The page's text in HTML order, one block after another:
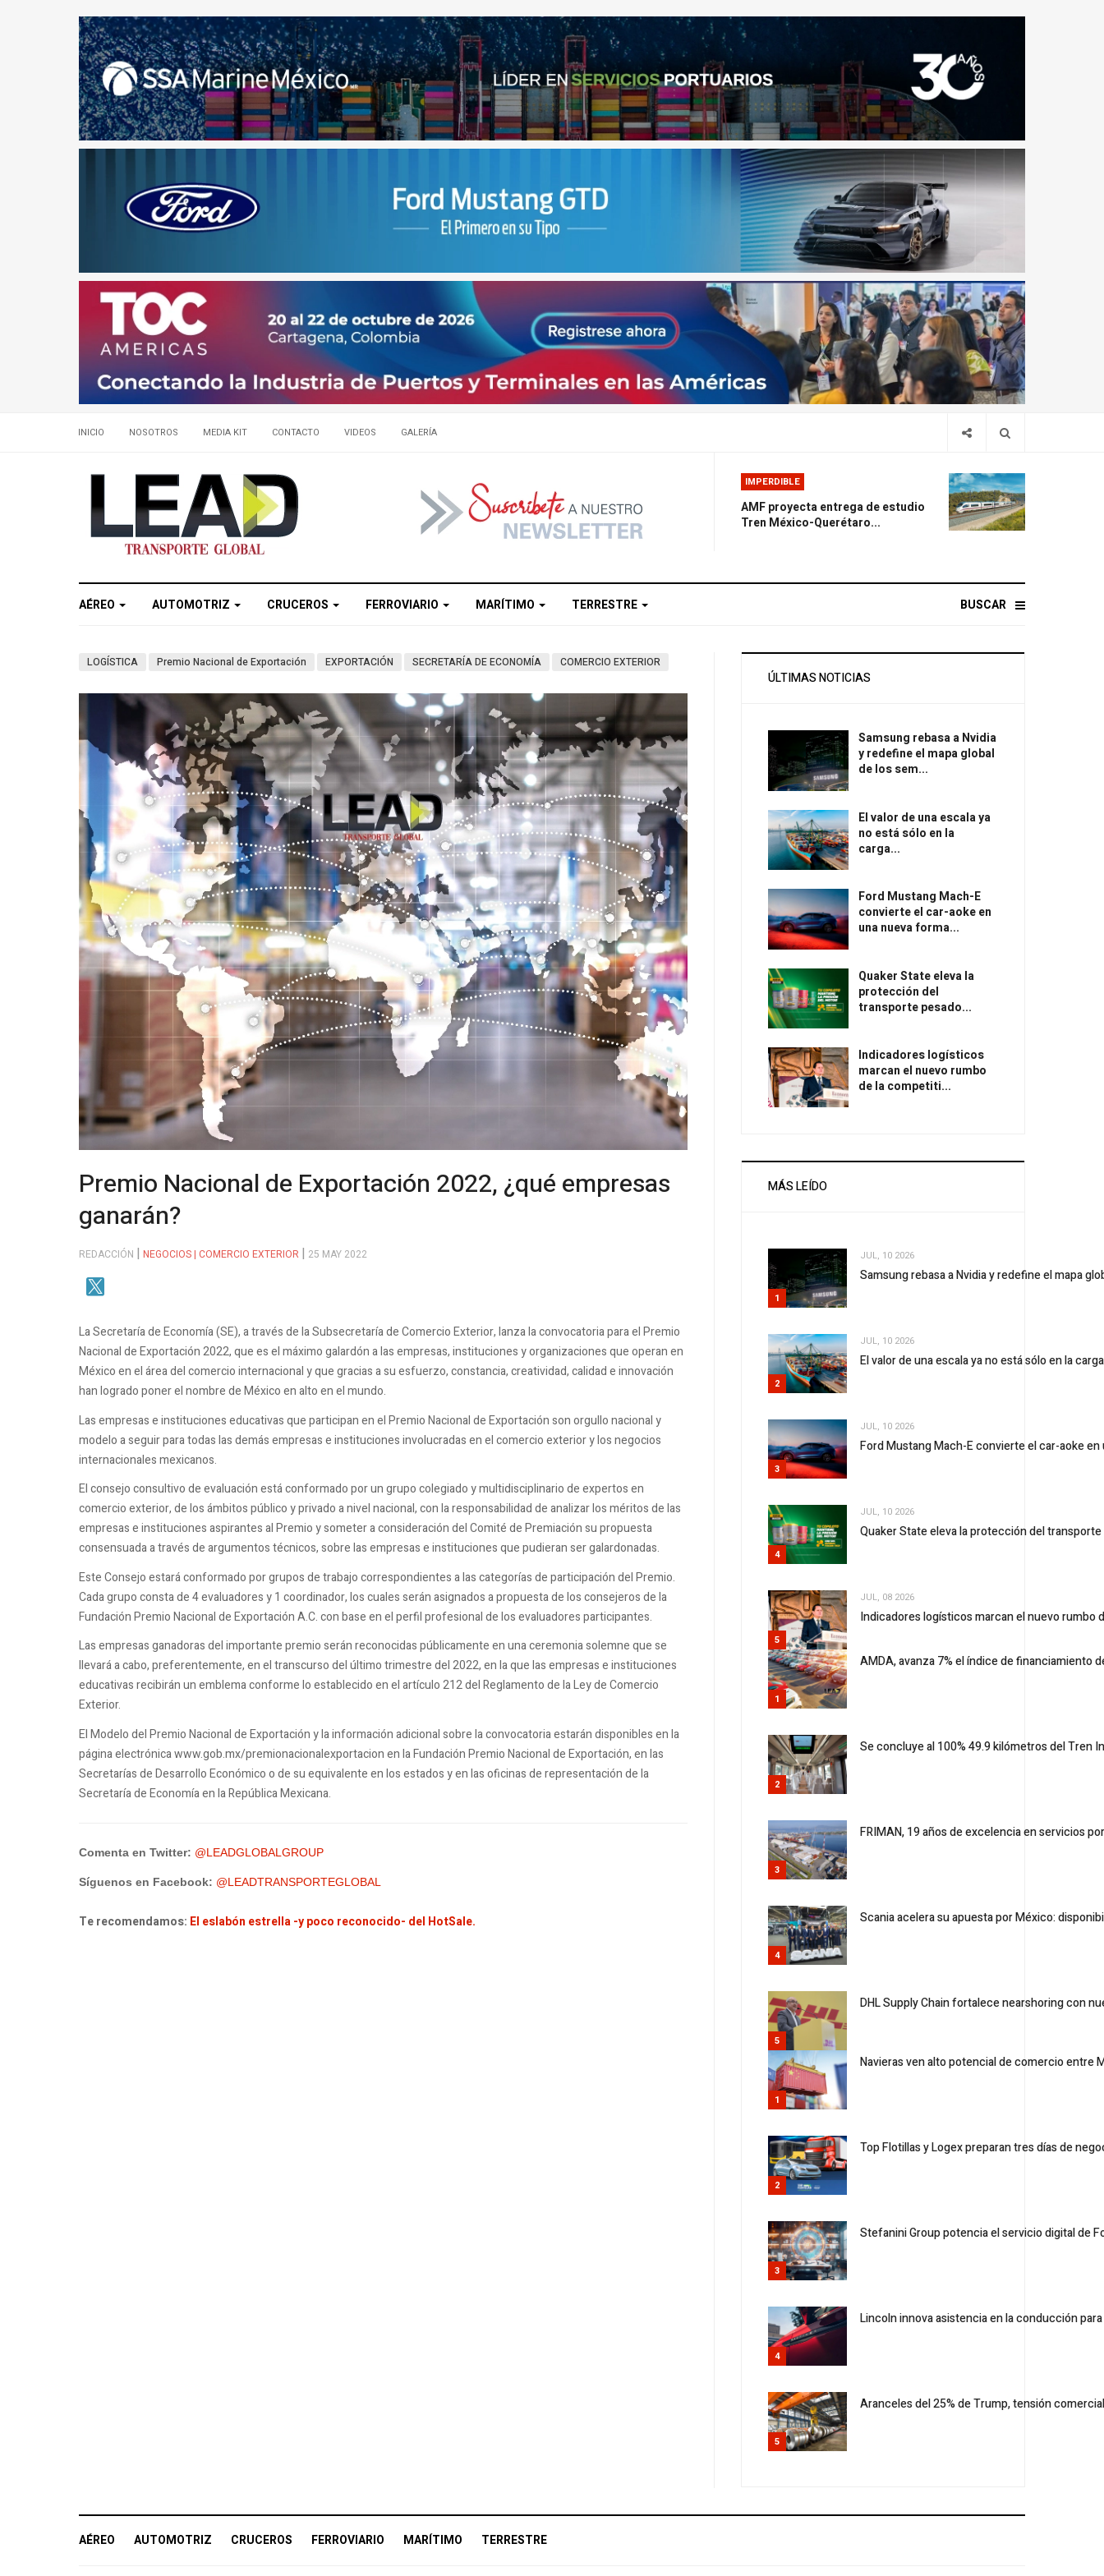
INICIO NOSOTROS MEDIA KIT CONTACTO VIDEOS GALERÍA
IMPERDIBLE
AMF proyecta entrega de estudio
Tren México-Querétaro...
AÉREO AUTOMOTRIZ CRUCEROS FERROVIARIO MARÍTIMO TERRESTRE BUSCAR
LOGÍSTICA Premio Nacional de Exportación EXPORTACIÓN SECRETARÍA DE ECONOMÍA COMERCIO EXTERIOR
Premio Nacional de Exportación 2022, ¿qué empresas
ganarán?
REDACCIÓN NEGOCIOS | COMERCIO EXTERIOR 25 MAY 2022
La Secretaría de Economía (SE), a través de la Subsecretaría de Comercio Exterior, lanza la convocatoria para el Premio
Nacional de Exportación 2022, que es el máximo galardón a las empresas, instituciones y organizaciones que operan en
México en el área del comercio internacional y que gracias a su esfuerzo, constancia, creatividad, calidad e innovación
han logrado poner el nombre de México en alto en el mundo.
Las empresas e instituciones educativas que participan en el Premio Nacional de Exportación son orgullo nacional y
modelo a seguir para todas las demás empresas e instituciones involucradas en el comercio exterior y los negocios
internacionales mexicanos.
El consejo consultivo de evaluación está conformado por un grupo colegiado y multidisciplinario de expertos en
comercio exterior, de los ámbitos público y privado a nivel nacional, con la responsabilidad de analizar los méritos de las
empresas e instituciones aspirantes al Premio y someter a consideración del Comité de Premiación su propuesta
consensuada a través de argumentos técnicos, sobre las empresas e instituciones que pudieran ser galardonadas.
Este Consejo estará conformado por grupos de trabajo correspondientes a las categorías de participación del Premio.
Cada grupo consta de 4 evaluadores y 1 coordinador, los cuales serán asignados a propuesta de los consejeros de la
Fundación Premio Nacional de Exportación A.C. con base en el perfil profesional de los evaluadores participantes.
Las empresas ganadoras del importante premio serán reconocidas públicamente en una ceremonia solemne que se
llevará a cabo, preferentemente, en el transcurso del último trimestre del 2022, en la que las empresas e instituciones
educativas recibirán un emblema conforme lo establecido en el artículo 212 del Reglamento de la Ley de Comercio
Exterior.
El Modelo del Premio Nacional de Exportación y la información adicional sobre la convocatoria estarán disponibles en la
página electrónica www.gob.mx/premionacionalexportacion en la Fundación Premio Nacional de Exportación, en las
Secretarías de Desarrollo Económico o de su equivalente en los estados y en las oficinas de representación de la
Secretaría de Economía en la República Mexicana.
Comenta en Twitter: @LEADGLOBALGROUP
Síguenos en Facebook: @LEADTRANSPORTEGLOBAL
Te recomendamos: El eslabón estrella -y poco reconocido- del HotSale.
ÚLTIMAS NOTICIAS
Samsung rebasa a Nvidia
y redefine el mapa global
de los sem...
El valor de una escala ya
no está sólo en la
carga...
Ford Mustang Mach-E
convierte el car-aoke en
una nueva forma...
Quaker State eleva la
protección del
transporte pesado...
Indicadores logísticos
marcan el nuevo rumbo
de la competiti...
MÁS LEÍDO
1
JUL, 10 2026
Samsung rebasa a Nvidia y redefine el mapa
2
JUL, 10 2026
El valor de una escala ya no está sólo en la carga
3
JUL, 10 2026
Ford Mustang Mach-E convierte el car-aoke
4
JUL, 10 2026
Quaker State eleva la protección del
5
JUL, 08 2026
Indicadores logísticos marcan el nuevo rumbo
1
AMDA, avanza 7% el índice de financiamiento
2
Se concluye al 100% 49.9 kilómetros del Tren
3
FRIMAN, 19 años de excelencia en servicios
4
Scania acelera su apuesta por México:
5
DHL Supply Chain fortalece nearshoring con
1
Navieras ven alto potencial de comercio entre
2
Top Flotillas y Logex preparan tres días de
3
Stefanini Group potencia el servicio digital de
4
Lincoln innova asistencia en la conducción
5
Aranceles del 25% de Trump, tensión
AÉREO AUTOMOTRIZ CRUCEROS FERROVIARIO MARÍTIMO TERRESTRE